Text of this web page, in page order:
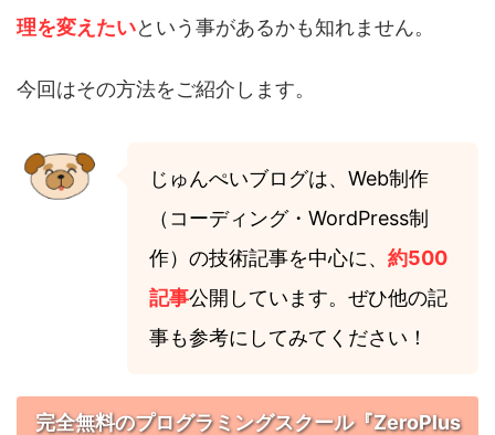
理を変えたいという事があるかも知れません。
今回はその方法をご紹介します。
じゅんぺいブログは、Web制作
（コーディング・WordPress制
作）の技術記事を中心に、 約500
記事公開しています。ぜひ他の記
事も参考にしてみてください！
完全無料のプログラミングスクール『ZeroPlus